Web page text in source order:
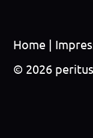
Home
© 2026 peritus